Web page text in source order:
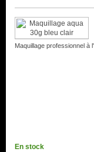
Maquillage professionnel à
En stock